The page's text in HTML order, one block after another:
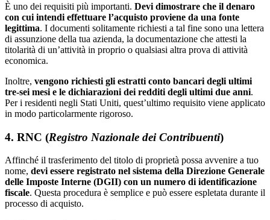
È uno dei requisiti più importanti. Devi dimostrare che il denaro
con cui intendi effettuare l’acquisto proviene da una fonte
legittima. I documenti solitamente richiesti a tal fine sono una lettera
di assunzione della tua azienda, la documentazione che attesti la
titolarità di un’attività in proprio o qualsiasi altra prova di attività
economica.
Inoltre, vengono richiesti gli estratti conto bancari degli ultimi
tre-sei mesi e le dichiarazioni dei redditi degli ultimi due anni.
Per i residenti negli Stati Uniti, quest’ultimo requisito viene applicato
in modo particolarmente rigoroso.
4. RNC (Registro Nazionale dei Contribuenti)
Affinché il trasferimento del titolo di proprietà possa avvenire a tuo
nome, devi essere registrato nel sistema della Direzione Generale
delle Imposte Interne (DGII) con un numero di identificazione
fiscale. Questa procedura è semplice e può essere espletata durante il
processo di acquisto.